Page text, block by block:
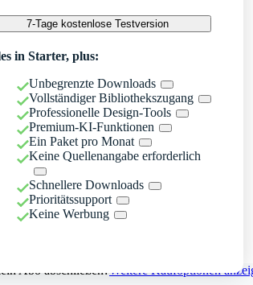
7-Tage kostenlose Testversion
in Starter, plus:
Unbegrenzte Downloads
Vollständiger Bibliothekszugang
Professionelle Design-Tools
Premium-KI-Funktionen
Ein Paket pro Monat
Keine Quellenangabe erforderlich
Schnellere Downloads
Prioritätssupport
Keine Werbung
Abo abschließen?Weitere Kaufoptionen